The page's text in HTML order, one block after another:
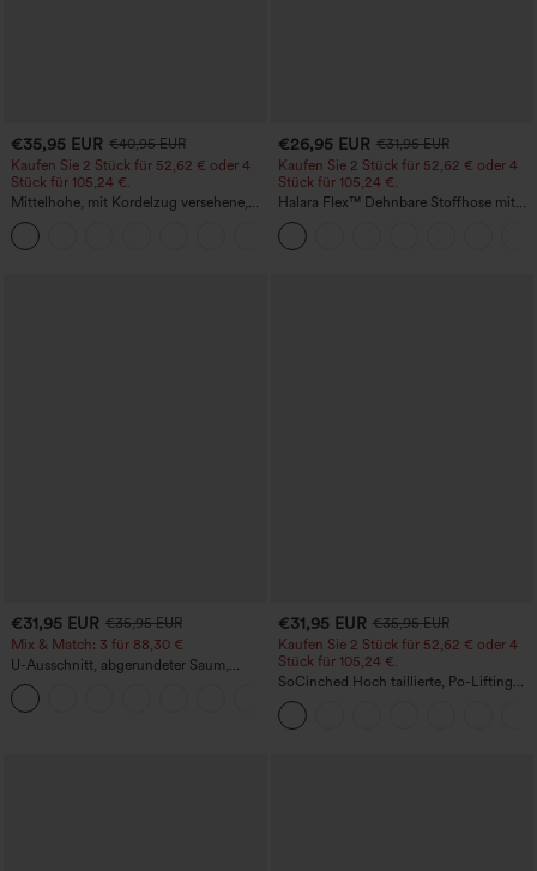
€35,95 EUR €40,95 EUR
Kaufen Sie 2 Stück für 52,62 € oder 4
Stück für 105,24 €.
Mittelhohe, mit Kordelzug versehene,
schnelltrocknende Golfhose mit schmal
zulaufendem Schnitt, abgerundetem
Saum und Taschen – UPF 40+
€26,95 EUR €31,95 EUR
Kaufen Sie 2 Stück für 52,62 € oder 4
Stück für 105,24 €.
Halara Flex™ Dehnbare Stoffhose mit
hohem Bund, Waffelmuster,
Seitentaschen und weitem Bein
€31,95 EUR €35,95 EUR
Mix & Match: 3 für 88,30 €
U-Ausschnitt, abgerundeter Saum,
InstantCool Yoga-Trägertop – UPF50+
€31,95 EUR €35,95 EUR
Kaufen Sie 2 Stück für 52,62 € oder 4
Stück für 105,24 €.
SoCinched Hoch taillierte, Po-Lifting
7/8-Trainingsleggings mit
Bauchkontrolle und Seitentaschen